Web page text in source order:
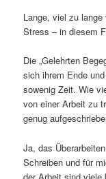
Lange, viel zu
Stress – in diesem
Die „Gelehrten
sich ihrem Ende
sowenig Zeit. Wie
von einer Arbeit zu
genug
Ja, das
Schreiben und für
der Arbeit sind viele